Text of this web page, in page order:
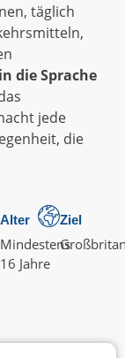
täglich
die Sprache
jede
die
Alter
Mindestens
16 Jahre
Ziel